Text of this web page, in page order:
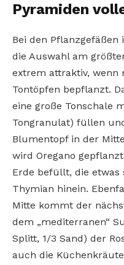
Pyramiden
Bei den
die Auswahl am
extrem attraktiv, wenn
Tontöpfen bepflanzt.
eine große Tonschale
Tongranulat) füllen
Blumentopf in der
wird Oregano
Erde befüllt, die etwas
Thymian hinein.
Mitte kommt der
dem „mediterranen“
Splitt, 1/3 Sand) der
auch die